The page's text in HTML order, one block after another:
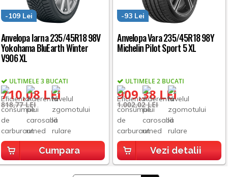
Anvelopa Iarna 235/45R18 98V
Yokohama BluEarth Winter
V906 XL
ULTIMELE 3 BUCATI
710,08 LEI
-109 Lei
818,77 LEI
Cumpara
Anvelopa Vara 235/45R18 98Y
Michelin Pilot Sport 5 XL
ULTIMELE 2 BUCATI
909,38 LEI
-93 Lei
1.002,02 LEI
Vezi detalii